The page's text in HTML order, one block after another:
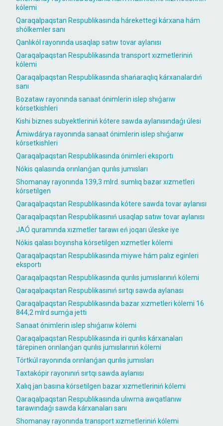
kólemi
Qaraqalpaqstan Respublikasında hárekettegi kárxana hám
shólkemler sanı
Qanlıkól rayonında usaqlap satıw tovar aylanısı
Qaraqalpaqstan Respublikasında transport xızmetleriniń
kólemi
Qaraqalpaqstan Respublikasında shańaraqlıq kárxanalardıń
sanı
Bozataw rayonında sanaat ónimlerin islep shıǵarıw
kórsetkishleri
Kishi biznes subyektleriniń kótere sawda aylanısındaǵı úlesi
Ámiwdárya rayonında sanaat ónimlerin islep shıǵarıw
kórsetkishleri
Qaraqalpaqstan Respublikasında ónimleri eksportı
Nókis qalasında orınlanǵan qurılıs jumısları
Shomanay rayonında 139,3 mlrd. sumlıq bazar xızmetleri
kórsetilgen
Qaraqalpaqstan Respublikasında kótere sawda tovar aylanısı
Qaraqalpaqstan Respublikasınıń usaqlap satıw tovar aylanısı
JAÓ quramında xızmetler tarawı eń joqarı úleske iye
Nókis qalası boyınsha kórsetilgen xızmetler kólemi
Qaraqalpaqstan Respublikasında miywe hám palız eginleri
eksportı
Qaraqalpaqstan Respublikasında qurılıs jumıslarınıń kólemi
Qaraqalpaqstan Respublikasınıń sırtqı sawda aylanası
Qaraqalpaqstan Respublikasında bazar xızmetleri kólemi 16
844,2 mlrd sumǵa jetti
Sanaat ónimlerin islep shıǵarıw kólemi
Qaraqalpaqstan Respublikasında iri qurılıs kárxanaları
tárepinen orınlanǵan qurılıs jumıslarınıń kólemi
Tórtkúl rayonında orınlanǵan qurılıs jumısları
Taxtakópir rayonınıń sırtqı sawda aylanısı
Xalıq jan basına kórsetilgen bazar xızmetleriniń kólemi
Qaraqalpaqstan Respublikasında ulıwma awqatlanıw
tarawındaǵı sawda kárxanaları sanı
Shomanay rayonında transport xızmetleriniń kólemi